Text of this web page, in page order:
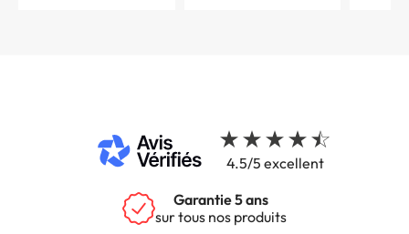
4.5/5 excellent
Garantie 5 ans
sur tous nos produits